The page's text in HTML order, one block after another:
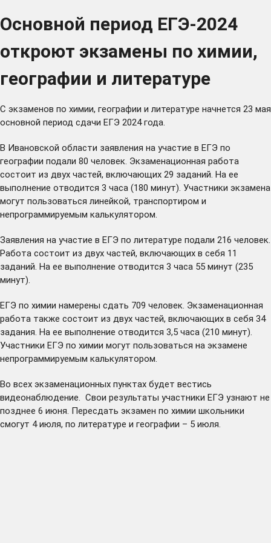
Основной период ЕГЭ-2024
откроют экзамены по химии,
географии и литературе
С экзаменов по химии, географии и литературе начнется 23 мая
основной период сдачи ЕГЭ 2024 года.
В Ивановской области заявления на участие в ЕГЭ по
географии подали 80 человек. Экзаменационная работа
состоит из двух частей, включающих 29 заданий. На ее
выполнение отводится 3 часа (180 минут). Участники экзамена
могут пользоваться линейкой, транспортиром и
непрограммируемым калькулятором.
Заявления на участие в ЕГЭ по литературе подали 216 человек.
Работа состоит из двух частей, включающих в себя 11
заданий. На ее выполнение отводится 3 часа 55 минут (235
минут).
ЕГЭ по химии намерены сдать 709 человек. Экзаменационная
работа также состоит из двух частей, включающих в себя 34
задания. На ее выполнение отводится 3,5 часа (210 минут).
Участники ЕГЭ по химии могут пользоваться на экзамене
непрограммируемым калькулятором.
Во всех экзаменационных пунктах будет вестись
видеонаблюдение. Свои результаты участники ЕГЭ узнают не
позднее 6 июня. Пересдать экзамен по химии школьники
смогут 4 июля, по литературе и географии – 5 июля.